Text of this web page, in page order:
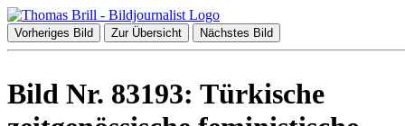
Vorheriges Bild Zur Übersicht Nächstes Bild
Bild Nr. 83193: Türkische